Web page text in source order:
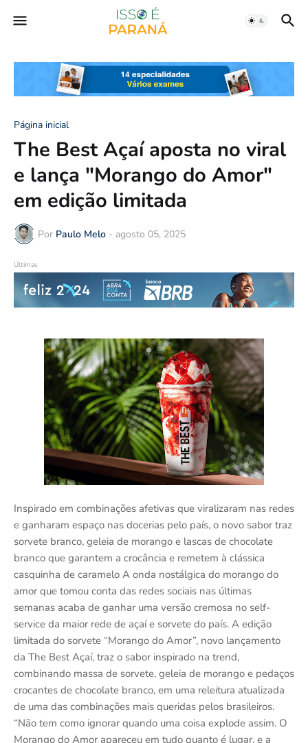
Página inicial
The Best Açaí aposta no viral
e lança "Morango do Amor"
em edição limitada
Por Paulo Melo - agosto 05, 2025
Últimas
Inspirado em combinações afetivas que viralizaram nas redes
e ganharam espaço nas docerias pelo país, o novo sabor traz
sorvete branco, geleia de morango e lascas de chocolate
branco que garantem a crocância e remetem à clássica
casquinha de caramelo A onda nostálgica do morango do
amor que tomou conta das redes sociais nas últimas
semanas acaba de ganhar uma versão cremosa no self-
service da maior rede de açaí e sorvete do país. A edição
limitada do sorvete “Morango do Amor”, novo lançamento
da The Best Açaí, traz o sabor inspirado na trend,
combinando massa de sorvete, geleia de morango e pedaços
crocantes de chocolate branco, em uma releitura atualizada
de uma das combinações mais queridas pelos brasileiros.
“Não tem como ignorar quando uma coisa explode assim. O
Morango do Amor apareceu em tudo quanto é lugar, e a